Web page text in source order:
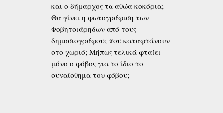
και ο δήμαρχος τα αθώα κοκόρια;
Θα γίνει η φωτογράφιση των
Φοβητσιάρηδων από τους
δημοσιογράφους που καταφτάνουν
στο χωριό; Μήπως τελικά φταίει
μόνο ο φόβος για το ίδιο το
συναίσθημα του φόβου;